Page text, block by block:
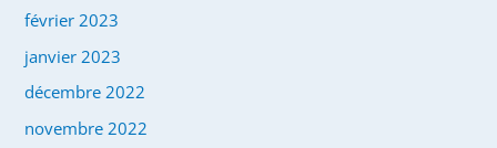
février 2023
janvier 2023
décembre 2022
novembre 2022